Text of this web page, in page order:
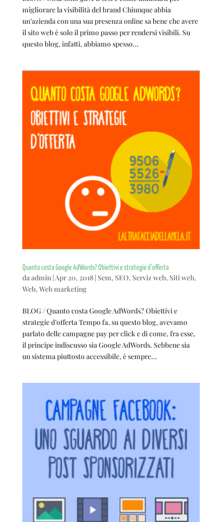
migliorare la visibilità del brand Chiunque abbia
un’azienda con una sua presenza online sa bene che avere
il sito web è solo il primo passo per rendersi visibili. Su
questo blog, infatti, abbiamo spesso...
Quanto costa Google AdWords? Obiettivi e strategie d’offerta
daadmin| Apr 20, 2018| Sem, SEO, Serviz web, Siti web,
Web, Web marketing
BLOG / Quanto costa Google AdWords? Obiettivi e
strategie d’offerta Tempo fa, su questo blog, avevamo
parlato delle campagne pay per click e di come, fra esse,
il principe indiscusso sia Google AdWords. Sebbene sia
un sistema piuttosto accessibile, è sempre...